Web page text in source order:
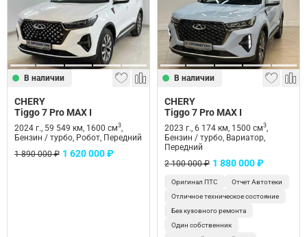
В наличии
CHERY
Tiggo 7 Pro MAX I
2024 г., 59 549 км, 1600 см3,
Бензин / турбо, Робот, Передний
1 890 000 ₽ 1 620 000 ₽
В наличии
CHERY
Tiggo 7 Pro MAX I
2023 г., 6 174 км, 1500 см3,
Бензин / турбо, Вариатор,
Передний
2 100 000 ₽ 1 880 000 ₽
Оригинал ПТС
Отчет Автотеки
Отличное техническое состояние
Без кузовного ремонта
Один собственник